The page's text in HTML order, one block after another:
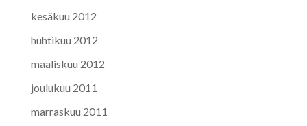
kesäkuu 2012
huhtikuu 2012
maaliskuu 2012
joulukuu 2011
marraskuu 2011